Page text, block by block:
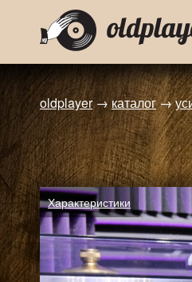
oldplayer →каталог→
Характеристики